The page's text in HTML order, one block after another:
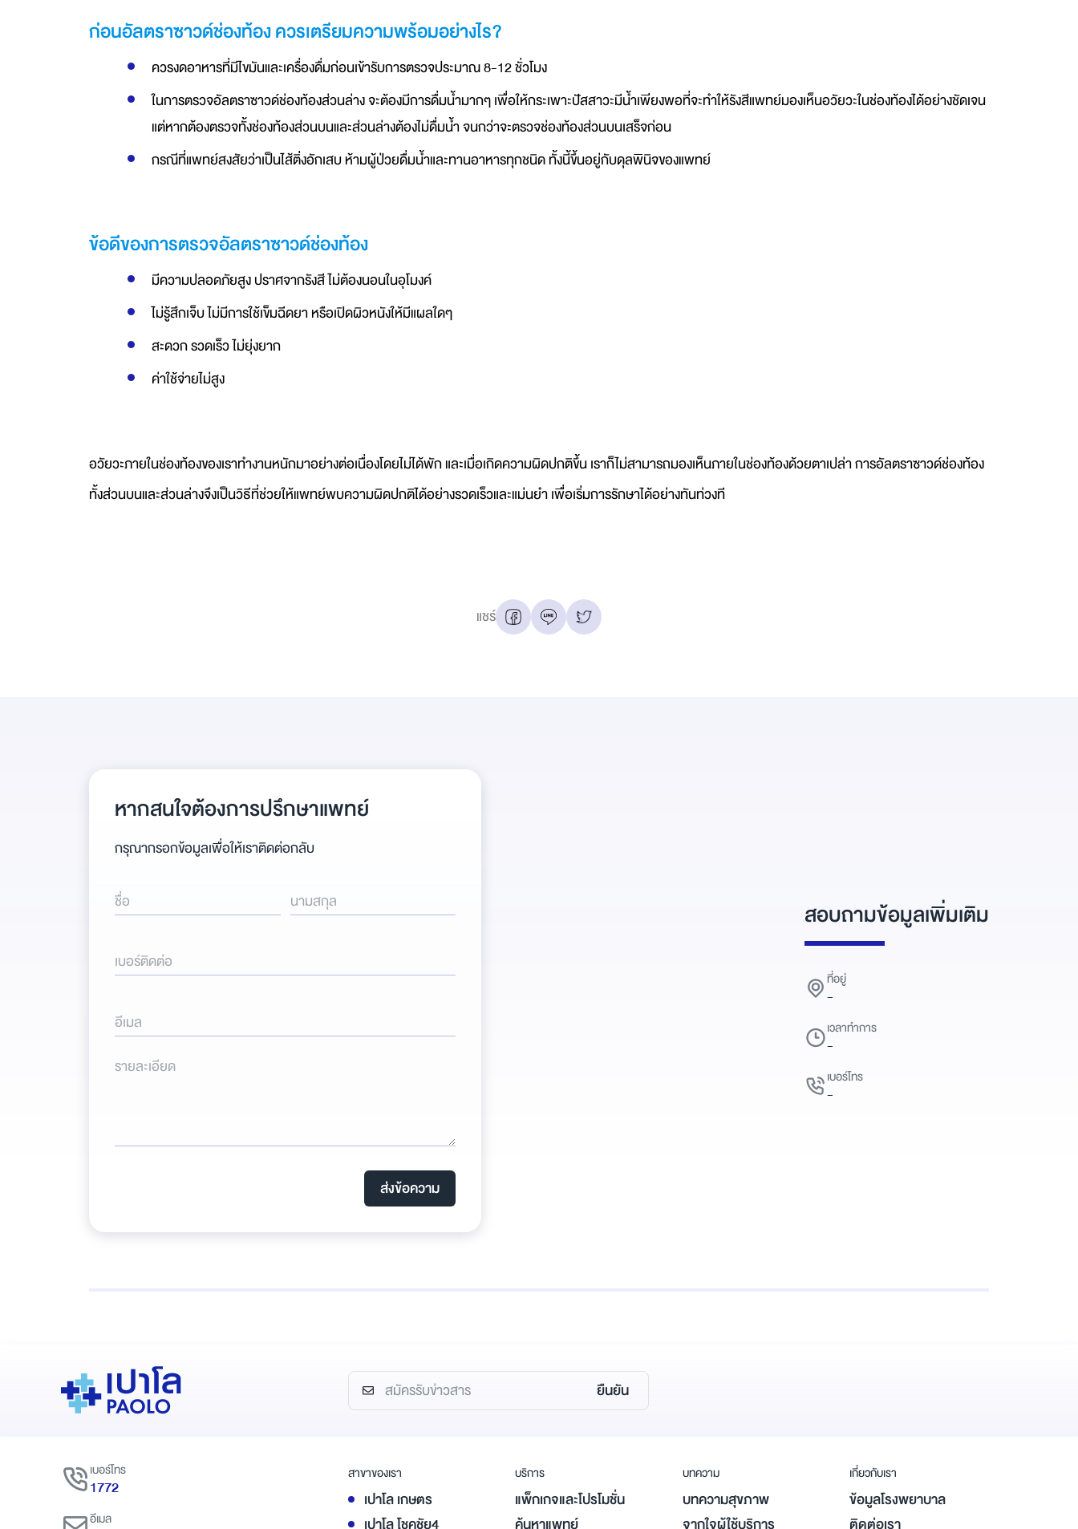
ก่อนอัลตราซาวด์ช่องท้อง ควรเตรียมความพร้อมอย่างไร?
ควรงดอาหารที่มีไขมันและเครื่องดื่มก่อนเข้ารับการตรวจประมาณ 8-12 ชั่วโมง
ในการตรวจอัลตราซาวด์ช่องท้องส่วนล่าง จะต้องมีการดื่มน้ำมากๆ เพื่อให้กระเพาะปัสสาวะมีน้ำเพียงพอที่จะทำให้รังสีแพทย์มองเห็นอวัยวะในช่องท้องได้อย่างชัดเจน
แต่หากต้องตรวจทั้งช่องท้องส่วนบนและส่วนล่างต้องไม่ดื่มน้ำ จนกว่าจะตรวจช่องท้องส่วนบนเสร็จก่อน
กรณีที่แพทย์สงสัยว่าเป็นไส้ติ่งอักเสบ ห้ามผู้ป่วยดื่มน้ำและทานอาหารทุกชนิด ทั้งนี้ขึ้นอยู่กับดุลพินิจของแพทย์
ข้อดีของการตรวจอัลตราซาวด์ช่องท้อง
มีความปลอดภัยสูง ปราศจากรังสี ไม่ต้องนอนในอุโมงค์
ไม่รู้สึกเจ็บ ไม่มีการใช้เข็มฉีดยา หรือเปิดผิวหนังให้มีแผลใดๆ
สะดวก รวดเร็ว ไม่ยุ่งยาก
ค่าใช้จ่ายไม่สูง
อวัยวะภายในช่องท้องของเราทำงานหนักมาอย่างต่อเนื่องโดยไม่ได้พัก และเมื่อเกิดความผิดปกติขึ้น เราก็ไม่สามารถมองเห็นภายในช่องท้องด้วยตาเปล่า การอัลตราซาวด์ช่องท้อง
ทั้งส่วนบนและส่วนล่างจึงเป็นวิธีที่ช่วยให้แพทย์พบความผิดปกติได้อย่างรวดเร็วและแม่นยำ เพื่อเริ่มการรักษาได้อย่างทันท่วงที
แชร์
หากสนใจต้องการปรึกษาแพทย์
กรุณากรอกข้อมูลเพื่อให้เราติดต่อกลับ
ชื่อ นามสกุล
เบอร์ติดต่อ
อีเมล
รายละเอียด
ส่งข้อความ
สอบถามข้อมูลเพิ่มเติม
ที่อยู่
-
เวลาทำการ
-
เบอร์โทร
-
ยืนยัน
เบอร์โทร
1772
อีเมล
สาขาของเรา
เปาโล เกษตร
เปาโล โชคชัย4
บริการ
แพ็กเกจและโปรโมชั่น
ค้นหาแพทย์
บทความ
บทความสุขภาพ
จากใจผู้ใช้บริการ
เกี่ยวกับเรา
ข้อมูลโรงพยาบาล
ติดต่อเรา